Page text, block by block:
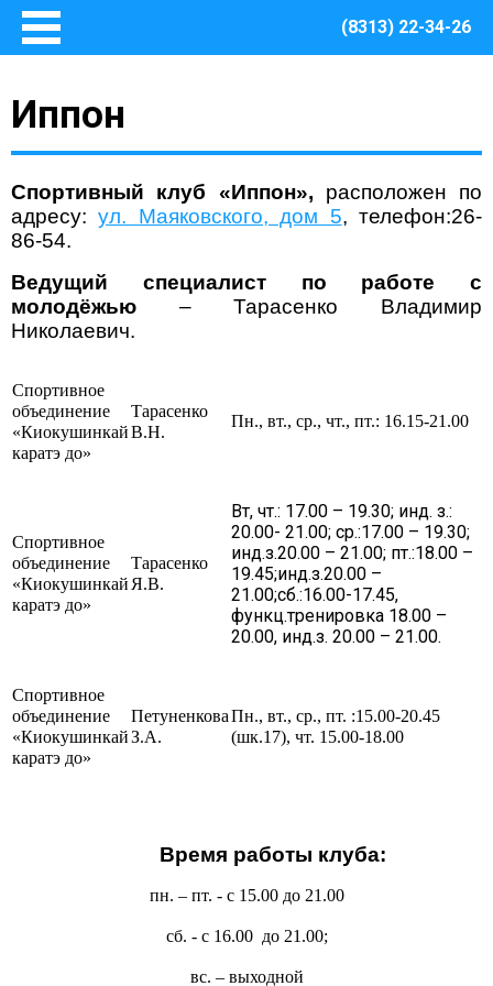
(8313) 22-34-26
Основные сведения
О Центре
Методическое сопровождение
Структура Центра
Руководство
Финансово – хозяйственная деятельность
Информация о закупках товаров, работ, услуг для
Безопасная среда
Охрана труда
Пожарная безопасность
О правилах безопасности при морозе
Безопасность дорожного движения
Безопасность на железной дороге
Безопасность на воде
Безопасность в интернете
Мошенники не дремлют
ЭЛЕКТРИЧЕСКИЙ ТОК - ДЕТЯМ НЕ ДРУГ!
Информация о кадровом обеспечении, вакансии
Юридические реквизиты Центра
Иппон
Спортивный клуб «Иппон», расположен по
адресу:ул. Маяковского, дом 5, телефон:26-
86-54.
Ведущий специалист по работе с
молодёжью – Тарасенко Владимир
Николаевич.
Спортивное
объединение
«Киокушинкай
каратэ до»
Тарасенко
В.Н.
Пн., вт., ср., чт., пт.: 16.15-21.00
Спортивное
объединение
«Киокушинкай
каратэ до»
Тарасенко
Я.В.
Вт, чт.: 17.00 – 19.30; инд. з.:
20.00- 21.00; ср.:17.00 – 19.30;
инд.з.20.00 – 21.00; пт.:18.00 –
19.45;инд.з.20.00 –
21.00;сб.:16.00-17.45,
функц.тренировка 18.00 –
20.00, инд.з. 20.00 – 21.00.
Спортивное
объединение
«Киокушинкай
каратэ до»
Петуненкова
З.А.
Пн., вт., ср., пт. :15.00-20.45
(шк.17), чт. 15.00-18.00
Время работы клуба:
пн. – пт. - с 15.00 до 21.00
сб. - с 16.00 до 21.00;
вс. – выходной